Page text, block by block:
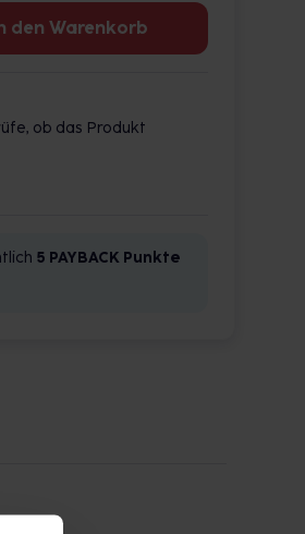
den Warenkorb
ob das Produkt
5 PAYBACK Punkte